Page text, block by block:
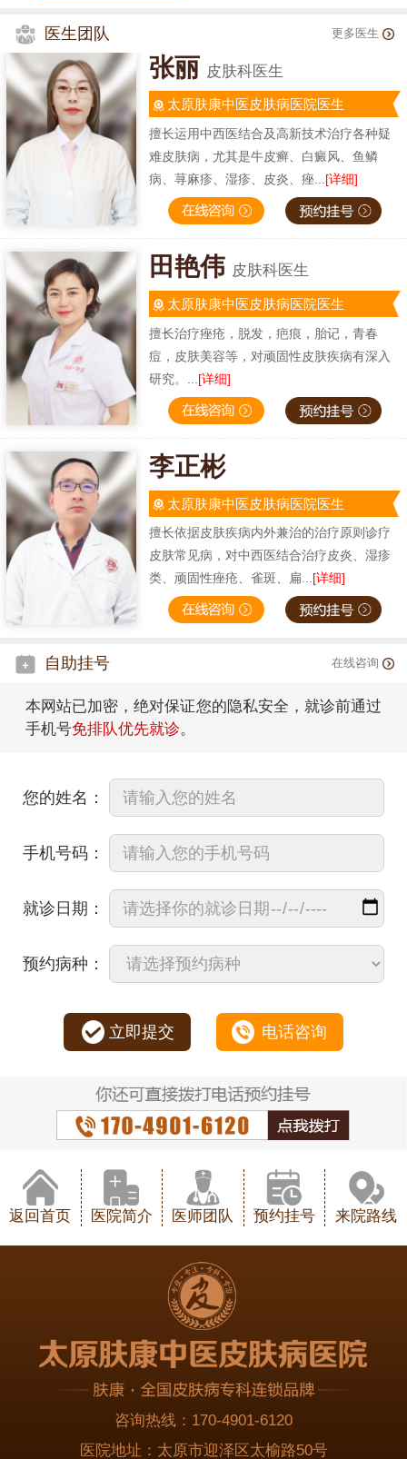
医生团队 更多医生
张丽 皮肤科医生
太原肤康中医皮肤病医院医生
擅长运用中西医结合及高新技术治疗各种疑
难皮肤病，尤其是牛皮癣、白癜风、鱼鳞
病、荨麻疹、湿疹、皮炎、痤... [详细]
田艳伟 皮肤科医生
太原肤康中医皮肤病医院医生
擅长治疗痤疮，脱发，疤痕，胎记，青春
痘，皮肤美容等，对顽固性皮肤疾病有深入
研究。... [详细]
李正彬
太原肤康中医皮肤病医院医生
擅长依据皮肤疾病内外兼治的治疗原则诊疗
皮肤常见病，对中西医结合治疗皮炎、湿疹
类、顽固性痤疮、雀斑、扁...[详细]
自助挂号 在线咨询
本网站已加密，绝对保证您的隐私安全，就诊前通过
手机号免排队优先就诊。
您的姓名：
手机号码：
就诊日期：
预约病种：
立即提交 电话咨询
返回首页 医院简介 医师团队 预约挂号 来院路线
咨询热线： 170-4901-6120
医院地址： 太原市迎泽区太榆路50号